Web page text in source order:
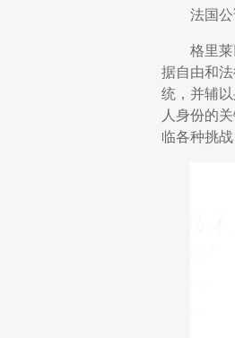
法国
格里
据自由和
统，并辅
人身份的
临各种挑